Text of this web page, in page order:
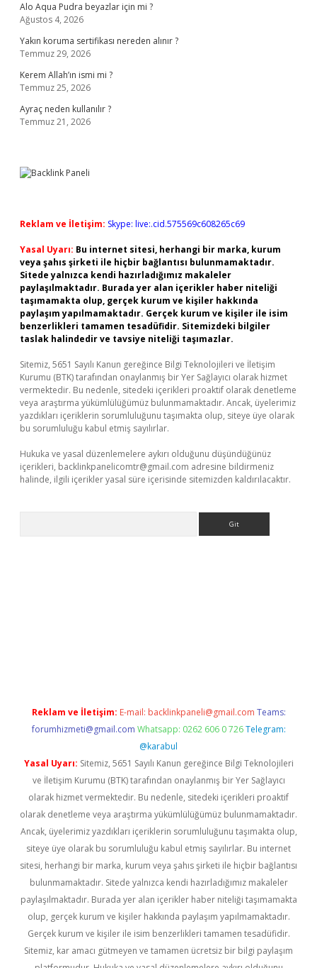
Alo Aqua Pudra beyazlar için mi ?
Ağustos 4, 2026
Yakın koruma sertifikası nereden alınır ?
Temmuz 29, 2026
Kerem Allah’ın ismi mi ?
Temmuz 25, 2026
Ayraç neden kullanılır ?
Temmuz 21, 2026
Reklam ve İletişim: Skype: live:.cid.575569c608265c69
Yasal Uyarı: Bu internet sitesi, herhangi bir marka, kurum
veya şahıs şirketi ile hiçbir bağlantısı bulunmamaktadır.
Sitede yalnızca kendi hazırladığımız makaleler
paylaşılmaktadır. Burada yer alan içerikler haber niteliği
taşımamakta olup, gerçek kurum ve kişiler hakkında
paylaşım yapılmamaktadır. Gerçek kurum ve kişiler ile isim
benzerlikleri tamamen tesadüfidir. Sitemizdeki bilgiler
taslak halindedir ve tavsiye niteliği taşımazlar.
Sitemiz, 5651 Sayılı Kanun gereğince Bilgi Teknolojileri ve İletişim
Kurumu (BTK) tarafından onaylanmış bir Yer Sağlayıcı olarak hizmet
vermektedir. Bu nedenle, sitedeki içerikleri proaktif olarak denetleme
veya araştırma yükümlülüğümüz bulunmamaktadır. Ancak, üyelerimiz
yazdıkları içeriklerin sorumluluğunu taşımakta olup, siteye üye olarak
bu sorumluluğu kabul etmiş sayılırlar.
Hukuka ve yasal düzenlemelere aykırı olduğunu düşündüğünüz
içerikleri, backlinkpanelicomtr@gmail.com adresine bildirmeniz
halinde, ilgili içerikler yasal süre içerisinde sitemizden kaldırılacaktır.
Reklam ve İletişim: E-mail: backlinkpaneli@gmail.com Teams:
forumhizmeti@gmail.com Whatsapp: 0262 606 0 726 Telegram:
@karabul
Yasal Uyarı: Sitemiz, 5651 Sayılı Kanun gereğince Bilgi Teknolojileri
ve İletişim Kurumu (BTK) tarafından onaylanmış bir Yer Sağlayıcı
olarak hizmet vermektedir. Bu nedenle, sitedeki içerikleri proaktif
olarak denetleme veya araştırma yükümlülüğümüz bulunmamaktadır.
Ancak, üyelerimiz yazdıkları içeriklerin sorumluluğunu taşımakta olup,
siteye üye olarak bu sorumluluğu kabul etmiş sayılırlar. Bu internet
sitesi, herhangi bir marka, kurum veya şahıs şirketi ile hiçbir bağlantısı
bulunmamaktadır. Sitede yalnızca kendi hazırladığımız makaleler
paylaşılmaktadır. Burada yer alan içerikler haber niteliği taşımamakta
olup, gerçek kurum ve kişiler hakkında paylaşım yapılmamaktadır.
Gerçek kurum ve kişiler ile isim benzerlikleri tamamen tesadüfidir.
Sitemiz, kar amacı gütmeyen ve tamamen ücretsiz bir bilgi paylaşım